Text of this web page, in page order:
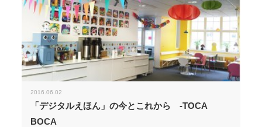
2016.06.02
「デジタルえほん」の今とこれから -TOCA
BOCA